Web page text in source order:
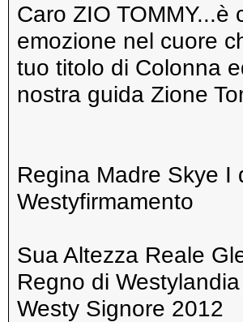
Caro ZIO
emozione nel cuore
tuo titolo di Colonna
nostra guida Zione
Regina Madre Skye I
Westyfirmamento
Sua Altezza Reale
Regno di
Westy Signore 2012